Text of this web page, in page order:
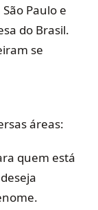
Paulo e
do Brasil.
se
áreas:
quem está